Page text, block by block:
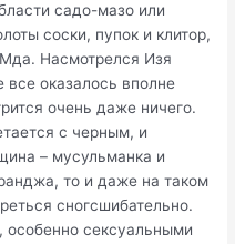
садо-мазо или
соски, пупок и клитор,
Насмотрелся Изя
все оказалось вполне
очень даже ничего.
с черным, и
– мусульманка и
то и даже на таком
сногсшибательно.
сексуальными